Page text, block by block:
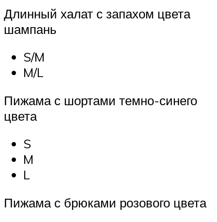
Длинный халат с запахом цвета
шампань
S/M
M/L
Пижама с шортами темно-синего
цвета
S
M
L
Пижама с брюками розового цвета